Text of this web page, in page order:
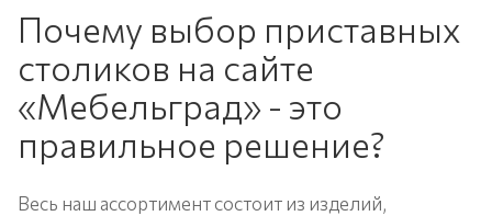
Почему выбор приставных
столиков на сайте
«Мебельград» - это
правильное решение?
Весь наш ассортимент состоит из изделий,